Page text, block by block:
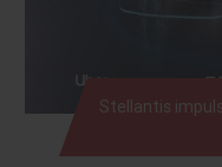
Stellantis